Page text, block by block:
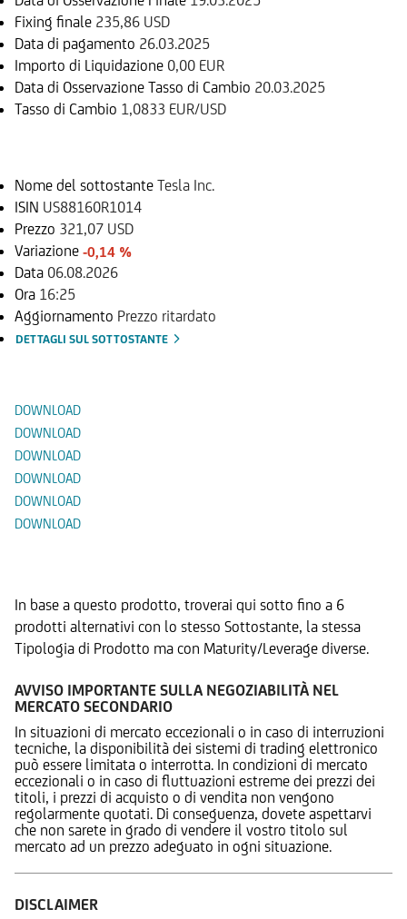
Fixing finale 235,86 USD
Data di pagamento 26.03.2025
Importo di Liquidazione 0,00 EUR
Data di Osservazione Tasso di Cambio 20.03.2025
Tasso di Cambio 1,0833 EUR/USD
Nome del sottostante Tesla Inc.
ISIN US88160R1014
Prezzo 321,07 USD
Variazione -0,14 %
Data 06.08.2026
Ora 16:25
Aggiornamento Prezzo ritardato
DETTAGLI SUL SOTTOSTANTE
DOWNLOAD
DOWNLOAD
DOWNLOAD
DOWNLOAD
DOWNLOAD
DOWNLOAD
In base a questo prodotto, troverai qui sotto fino a 6
prodotti alternativi con lo stesso Sottostante, la stessa
Tipologia di Prodotto ma con Maturity/Leverage diverse.
AVVISO IMPORTANTE SULLA NEGOZIABILITÀ NEL
MERCATO SECONDARIO
In situazioni di mercato eccezionali o in caso di interruzioni
tecniche, la disponibilità dei sistemi di trading elettronico
può essere limitata o interrotta. In condizioni di mercato
eccezionali o in caso di fluttuazioni estreme dei prezzi dei
titoli, i prezzi di acquisto o di vendita non vengono
regolarmente quotati. Di conseguenza, dovete aspettarvi
che non sarete in grado di vendere il vostro titolo sul
mercato ad un prezzo adeguato in ogni situazione.
DISCLAIMER